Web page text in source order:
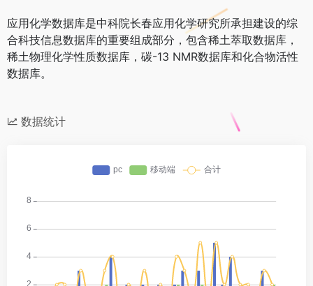
应用化学数据库是中科院长春应用化学研究所承担建设的综
合科技信息数据库的重要组成部分，包含稀土萃取数据库，
稀土物理化学性质数据库，碳-13 NMR数据库和化合物活性
数据库。
数据统计